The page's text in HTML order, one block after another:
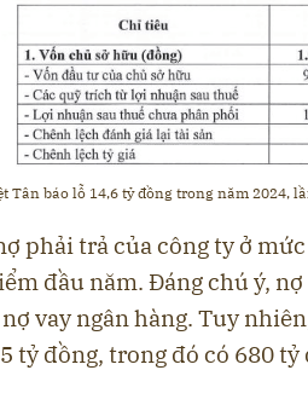
Tân báo lỗ 14,6 tỷ đồng trong năm 2024,
phải trả của công ty ở
đầu năm. Đáng chú ý,
vay ngân hàng. Tuy
tỷ đồng, trong đó có 680 tỷ